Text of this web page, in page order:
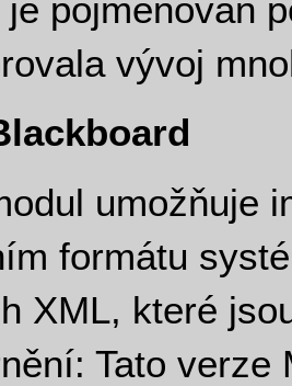
je pojmenován
vývoj
umožňuje
formátu
XML, které
Tato verze